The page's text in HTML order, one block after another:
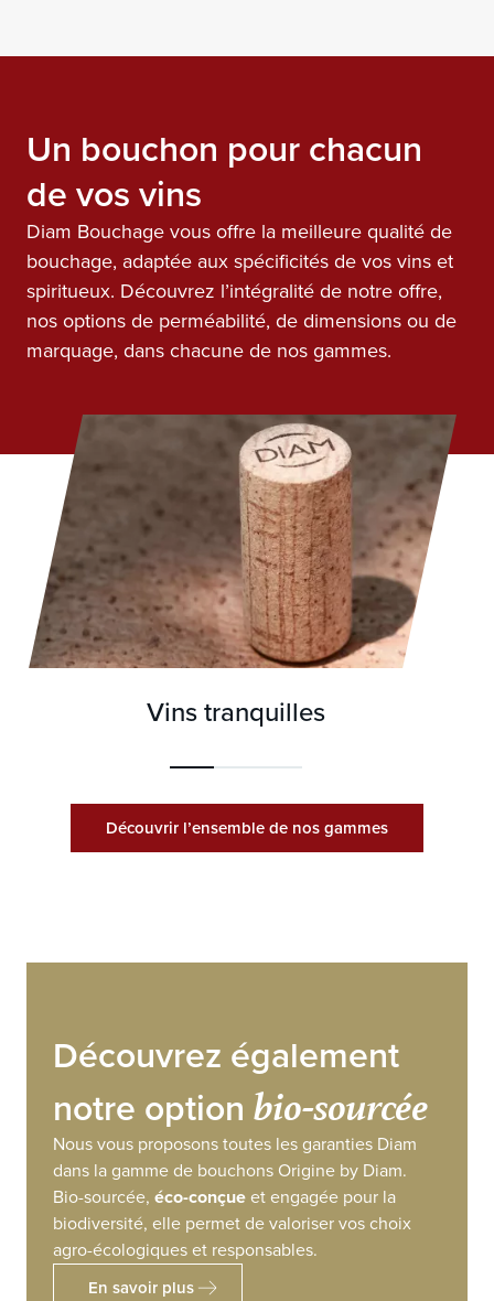
précisément les transferts
en bouteille.
Un bouchon pour chacun
de vos vins
Diam Bouchage vous offre la meilleure qualité de
bouchage, adaptée aux spécificités de vos vins et
spiritueux. Découvrez l’intégralité de notre offre,
nos options de perméabilité, de dimensions ou de
marquage, dans chacune de nos gammes.
Vins tranquilles
Découvrir l’ensemble de nos gammes
Découvrez également
notre option bio-sourcée
Nous vous proposons toutes les garanties Diam
dans la gamme de bouchons Origine by Diam.
Bio-sourcée, éco-conçueet engagée pour la
biodiversité, elle permet de valoriser vos choix
agro-écologiques et responsables.
En savoir plus